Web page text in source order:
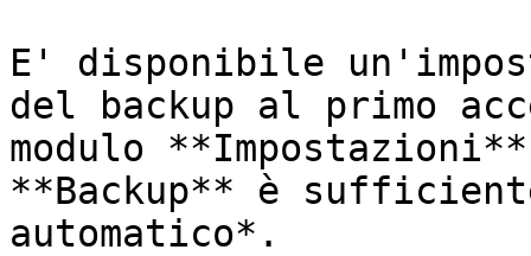
E' disponibile
del backup al primo
modulo
**Backup** è
automatico*.